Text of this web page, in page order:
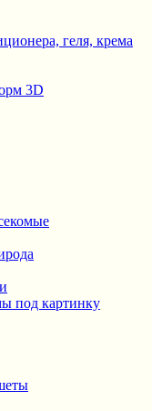
геля, крема
3D
под картинку